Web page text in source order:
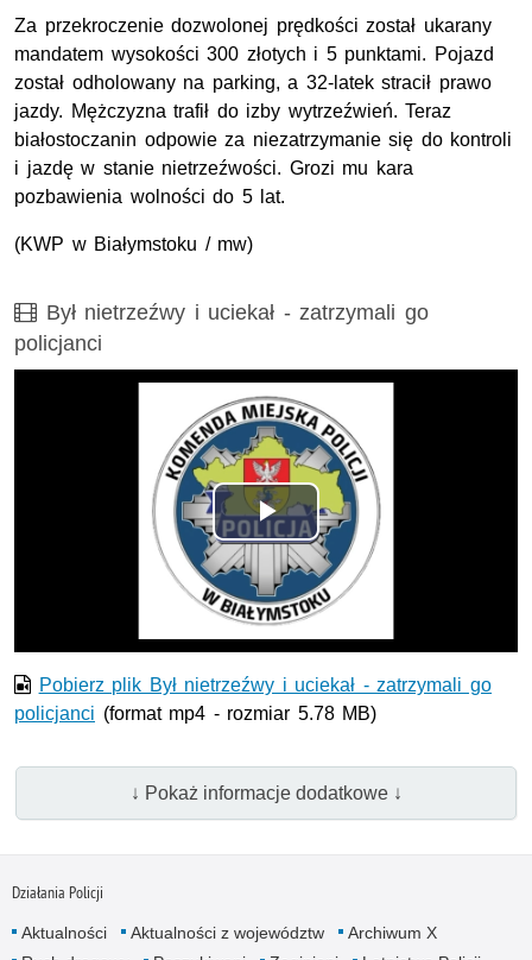
Za przekroczenie dozwolonej prędkości został ukarany
mandatem wysokości 300 złotych i 5 punktami. Pojazd
został odholowany na parking, a 32-latek stracił prawo
jazdy. Mężczyzna trafił do izby wytrzeźwień. Teraz
białostoczanin odpowie za niezatrzymanie się do kontroli
i jazdę w stanie nietrzeźwości. Grozi mu kara
pozbawienia wolności do 5 lat.
(KWP w Białymstoku / mw)
Film
Był nietrzeźwy i uciekał - zatrzymali go
policjanci
Odtwórz
wideo
Pobierz plik Był nietrzeźwy i uciekał - zatrzymali go
policjanci (format mp4 - rozmiar 5.78 MB)
↓ Pokaż informacje dodatkowe ↓
Działania Policji
Aktualności Aktualności z województw
Archiwum X